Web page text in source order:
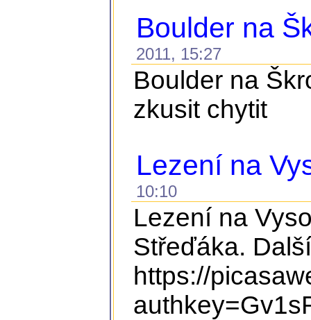
Boulder na
2011, 15:27
Boulder na
zkusit chytit
Lezení na
10:10
Lezení na
Střeďáka.
https://